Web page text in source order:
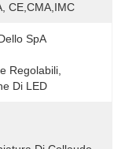
CE,CMA,IMC
SpA
Regolabili,
Di LED